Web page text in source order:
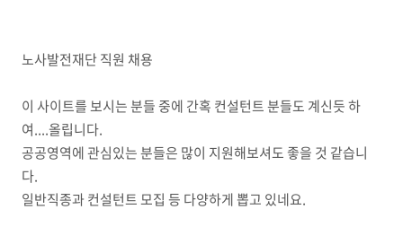
노사발전재단 직원 채용
이 사이트를 보시는 분들 중에 간혹 컨설턴트 분들도 계신듯 하
여....올립니다.
공공영역에 관심있는 분들은 많이 지원해보셔도 좋을 것 같습니
다.
일반직종과 컨설턴트 모집 등 다양하게 뽑고 있네요.